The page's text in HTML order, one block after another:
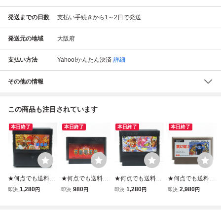
発送までの日数 支払い手続きから1～2日で発送
発送元の地域 大阪府
支払い方法 Yahoo!かんたん決済 詳細
その他の情報
この商品も注目されています
本日終了
★何点でも送料１
８５円★ じゃじゃ
即決 1,280円
本日終了
★何点でも送料１
８５円★ 不動明王
即決 980円
本日終了
★何点でも送料１
８５円★ 西遊記ワ
即決 1,280円
本日終了
★何点でも送料１
８５円★ 霊幻道士
即決 2,980円